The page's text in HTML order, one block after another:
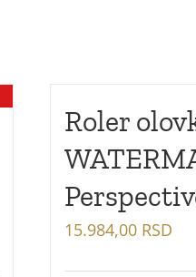
Roler
15.984,00 RSD